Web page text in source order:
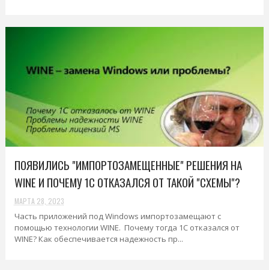
ПОЯВИЛИСЬ "ИМПОРТОЗАМЕЩЕННЫЕ" РЕШЕНИЯ НА
WINE И ПОЧЕМУ 1С ОТКАЗАЛСЯ ОТ ТАКОЙ "СХЕМЫ"?
МАРТА 28, 2023
Часть приложений под Windows импортозамещают с
помощью технологии WINE. Почему тогда 1С отказался от
WINE? Как обеспечивается надежность пр...